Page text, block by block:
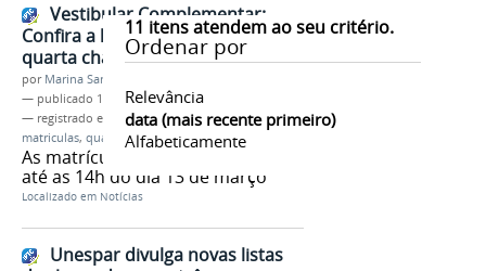
11 itens atendem ao seu critério.
Ordenar por
Relevância
data (mais recente primeiro)
Alfabeticamente
Vestibular Complementar:
Confira a lista de aprovados em
quarta chamada
por Marina Santos Daum
— publicado 11/03/2026
— registrado em:
vestibular complementar,
matriculas, quarta chamada
As matrículas acontecem nos dias
até as 14h do dia 13 de março
Localizado em Notícias
Unespar divulga novas listas